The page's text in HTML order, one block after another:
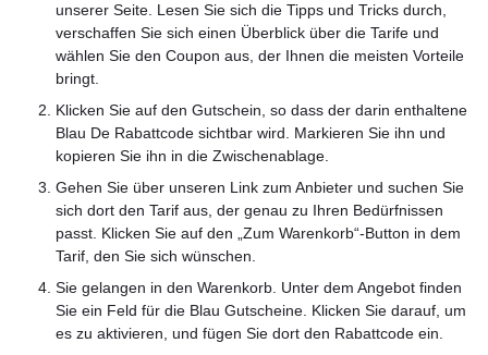
unserer Seite. Lesen Sie sich die Tipps und Tricks durch,
verschaffen Sie sich einen Überblick über die Tarife und
wählen Sie den Coupon aus, der Ihnen die meisten Vorteile
bringt.
Klicken Sie auf den Gutschein, so dass der darin enthaltene
Blau De Rabattcode sichtbar wird. Markieren Sie ihn und
kopieren Sie ihn in die Zwischenablage.
Gehen Sie über unseren Link zum Anbieter und suchen Sie
sich dort den Tarif aus, der genau zu Ihren Bedürfnissen
passt. Klicken Sie auf den „Zum Warenkorb“-Button in dem
Tarif, den Sie sich wünschen.
Sie gelangen in den Warenkorb. Unter dem Angebot finden
Sie ein Feld für die Blau Gutscheine. Klicken Sie darauf, um
es zu aktivieren, und fügen Sie dort den Rabattcode ein.